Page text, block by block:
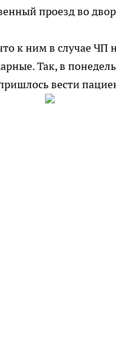
проезд во
к ним в случае ЧП
Так, в
вести